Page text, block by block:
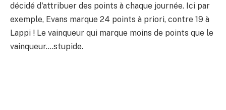
décidé d'attribuer des points à chaque journée. Ici par
exemple, Evans marque 24 points à priori, contre 19 à
Lappi ! Le vainqueur qui marque moins de points que le
vainqueur….stupide.